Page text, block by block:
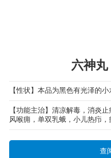
六神丸
【性状】本品为黑色有光泽的小
【功能主治】清凉解毒，消炎
风喉痈，单双乳蛾，小儿热疖
查